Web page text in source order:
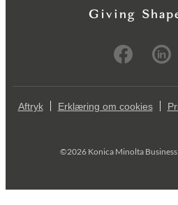
Aftryk Erklæring om cookies
©2026 Konica Minolta